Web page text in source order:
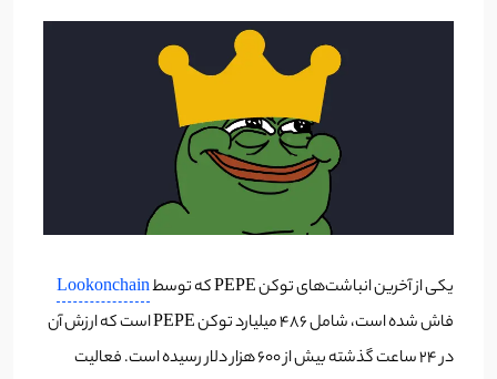
یکی از آخرین انباشت‌های توکن PEPE که توسط
Lookonchain
فاش شده است، شامل 486 میلیارد توکن PEPE است که ارزش آن
در 24 ساعت گذشته بیش از 600 هزار دلار رسیده است. فعالیت